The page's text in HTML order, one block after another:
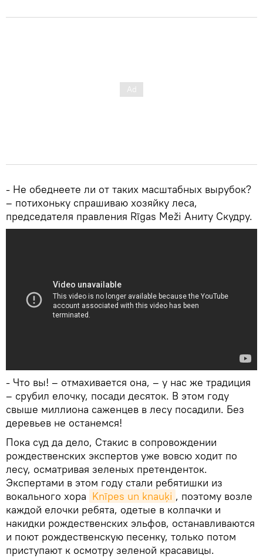
- Не обеднеете ли от таких масштабных вырубок?
– потихоньку спрашиваю хозяйку леса,
председателя правления Rīgas Meži Аниту Скудру.
- Что вы! – отмахивается она, – у нас же традиция
– срубил елочку, посади десяток. В этом году
свыше миллиона саженцев в лесу посадили. Без
деревьев не останемся!
Пока суд да дело, Стакис в сопровождении
рождественских экспертов уже вовсю ходит по
лесу, осматривая зеленых претенденток.
Экспертами в этом году стали ребятишки из
вокального хора Knīpes un knauķi , поэтому возле
каждой елочки ребята, одетые в колпачки и
накидки рождественских эльфов, останавливаются
и поют рождественскую песенку, только потом
приступают к осмотру зеленой красавицы.